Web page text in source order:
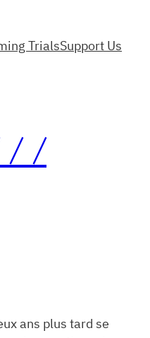
TrialsSupport Us
/ /
ans plus tard se